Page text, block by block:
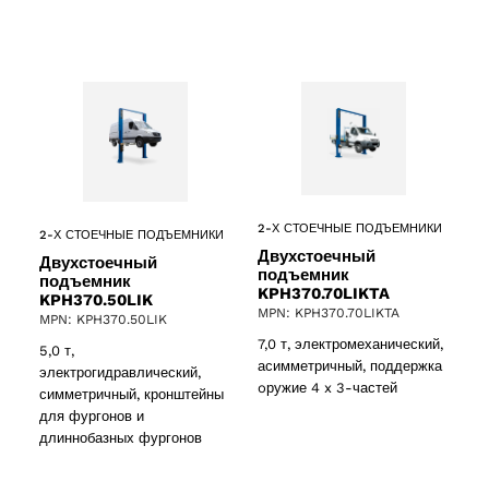
(2) 2 products
2-Х СТОЕЧНЫЕ ПОДЪЕМНИКИ
Двухстоечный
подъемник
KPH370.50LIK
MPN: KPH370.50LIK
5,0 т,
электрогидравлический,
симметричный, кронштейны
для фургонов и
длиннобазных фургонов
2-Х СТОЕЧНЫЕ ПОДЪЕМНИКИ
Двухстоечный
подъемник
KPH370.70LIKTA
MPN: KPH370.70LIKTA
7,0 т, электромеханический,
асимметричный, поддержка
oружие 4 x 3-частей